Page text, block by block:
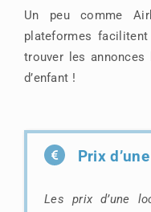
Un peu comme
plateformes
trouver les
d’enfant !
Prix
Les prix d’une